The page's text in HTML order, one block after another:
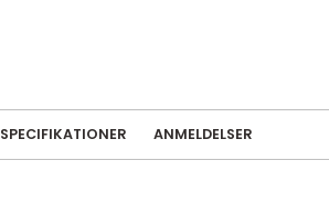
SPECIFIKATIONER ANMELDELSER